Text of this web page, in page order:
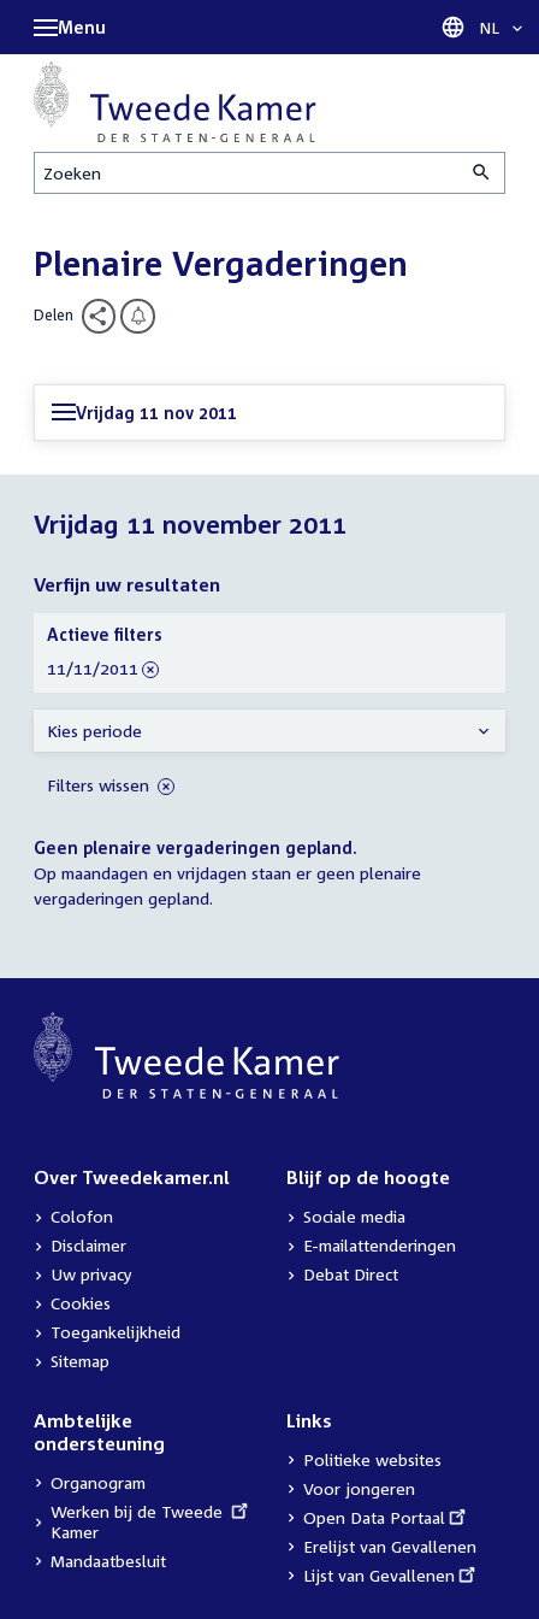
Zoeken
Menu Taal
NL
Plenaire Vergaderingen
Delen
Vrijdag 11 nov 2011
Vrijdag 11 november 2011
Verfijn uw resultaten
Geen plenaire vergaderingen gepland.
Op maandagen en vrijdagen staan er geen plenaire
vergaderingen gepland.
Verfijn
uw
resultaten
Actieve filters
verwijder
11/11/2011
Kies periode
Filters wissen
Over Tweedekamer.nl
Colofon
Disclaimer
Uw privacy
Cookies
Toegankelijkheid
Sitemap
Blijf op de hoogte
Sociale media
E-mailattenderingen
Debat Direct
Ambtelijke
ondersteuning
Organogram
External
link:
Werken bij de Tweede
Kamer
Mandaatbesluit
Links
Politieke websites
Voor jongeren
External
link:
Open Data Portaal
Erelijst van Gevallenen
External
Lijst van Gevallenen